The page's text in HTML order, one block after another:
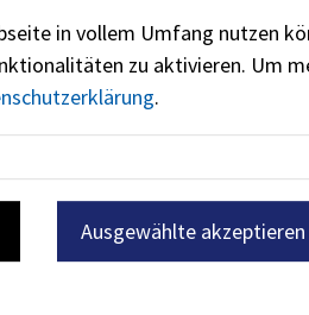
Kfz-
von
in vollem Umfang nutzen
zu aktivieren. Um
.
Ausgewählte akzeptieren